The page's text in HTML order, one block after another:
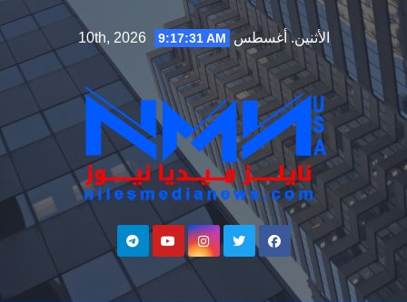
Skip
to
content
الأثنين. أغسطس 10th, 2026 9:17:32 AM